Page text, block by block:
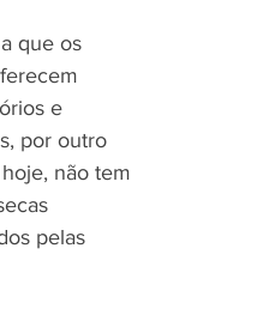
que os
e
por outro
não tem
pelas